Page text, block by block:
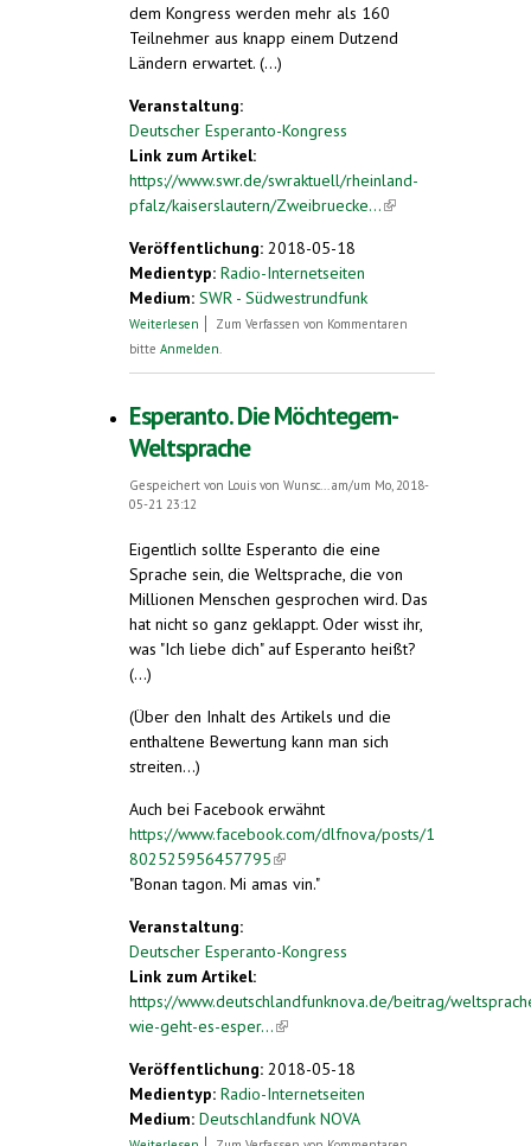
dem Kongress werden mehr als 160
Teilnehmer aus knapp einem Dutzend
Ländern erwartet. (...)
Veranstaltung:
Deutscher Esperanto-Kongress
Link zum Artikel:
https://www.swr.de/swraktuell/rheinland-
pfalz/kaiserslautern/Zweibruecke...(link is
Veröffentlichung: 2018-05-18
Medientyp: Radio-Internetseiten
Medium: SWR - Südwestrundfunk
Weiterlesen über Zweibrücken. Deutscher Esperanto-
Zum Verfassen von Kommentaren
bitte Anmelden
Esperanto. Die Möchtegern-
Weltsprache
Gespeichert von Louis von Wunsc...am/um Mo, 2018-
05-21 23:12
Eigentlich sollte Esperanto die eine
Sprache sein, die Weltsprache, die von
Millionen Menschen gesprochen wird. Das
hat nicht so ganz geklappt. Oder wisst ihr,
was "Ich liebe dich" auf Esperanto heißt?
(...)
(Über den Inhalt des Artikels und die
enthaltene Bewertung kann man sich
streiten...)
Auch bei Facebook erwähnt
https://www.facebook.com/dlfnova/posts/1
802525956457795(link is external)
"Bonan tagon. Mi amas vin."
Veranstaltung:
Deutscher Esperanto-Kongress
Link zum Artikel:
https://www.deutschlandfunknova.de/beitrag/
wie-geht-es-esper...(link is external)
Veröffentlichung: 2018-05-18
Medientyp: Radio-Internetseiten
Medium: Deutschlandfunk NOVA
über Esperanto. Die Möchtegern-